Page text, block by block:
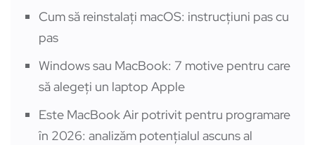
Cum să reinstalați macOS: instrucțiuni pas cu
pas
Windows sau MacBook: 7 motive pentru care
să alegeți un laptop Apple
Este MacBook Air potrivit pentru programare
în 2026: analizăm potențialul ascuns al